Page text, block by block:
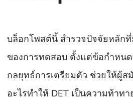
บล็อกโพสต์นี้ สำรวจปัจจัยหลัก
ของการทดสอบ ตั้งแต่ข้อกำหน
กลยุทธ์การเตรียมตัว ช่วยให้ผู้ส
อะไรทำให้ DET เป็นความท้าท